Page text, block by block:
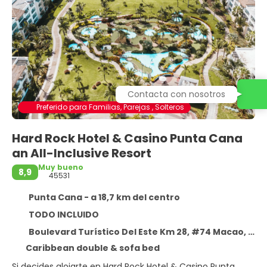
Preferido para Familias, Parejas , Solteros
Hard Rock Hotel & Casino Punta Cana
an All-Inclusive Resort
8,9
Muy bueno
45531
Punta Cana - a 18,7 km del centro
TODO INCLUIDO
Boulevard Turístico Del Este Km 28, #74 Macao, Punta Cana 23000
Caribbean double & sofa bed
Contacta con nosotros